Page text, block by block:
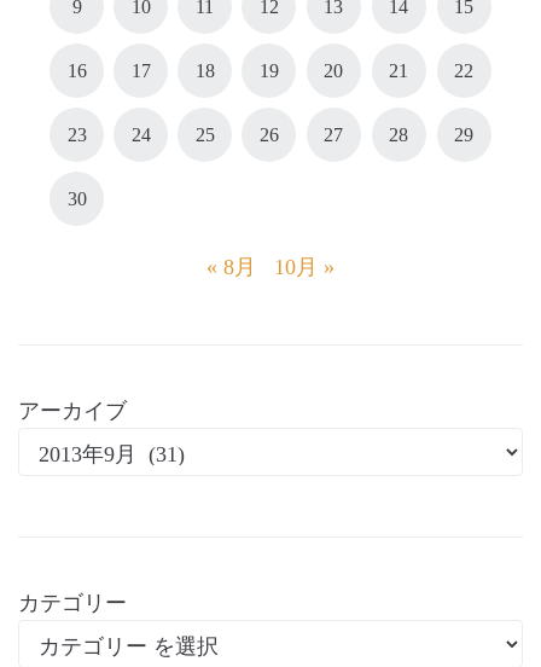
9 10 11 12 13 14 15
16 17 18 19 20 21 22
23 24 25 26 27 28 29
30
« 8月 10月 »
アーカイブ
カテゴリー